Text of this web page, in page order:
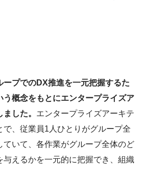
ープでのDX推進を一元把握するた
う概念をもとにエンタープライズア
した。 エンタープライズアーキテ
で、従業員1人ひとりがグループ全
ていて、各作業がグループ全体のど
与えるかを一元的に把握でき、組織